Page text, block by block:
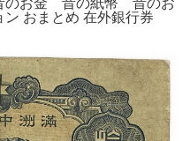
おまとめ 在外銀行券